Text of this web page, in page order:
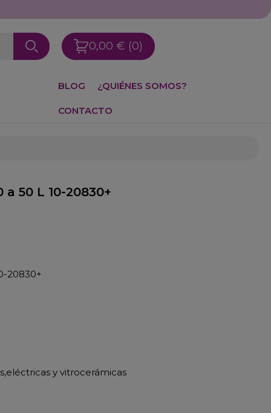
0,00 € (0)
BLOG ¿QUIÉNES SOMOS?
CONTACTO
50 L 10-20830+
20830+
y vitrocerámicas